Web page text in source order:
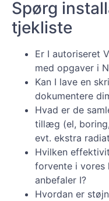
Spørg
tjekliste
Er I autoriseret
med opgaver i
Kan I lave en
dokumentere
Hvad er de
tillæg (el,
evt. ekstra
Hvilken
forvente i
anbefaler I?
Hvordan er